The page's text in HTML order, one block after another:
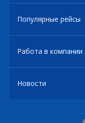
Популярные рейсы
Работа в компании
Новости